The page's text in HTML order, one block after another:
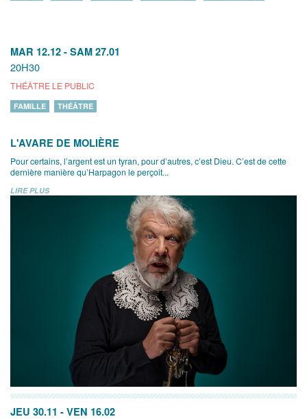
MAR 12.12 - SAM 27.01
20H30
THÉÂTRE LE PUBLIC
FAMILLE THÉÂTRE
L'AVARE DE MOLIÈRE
Pour certains, l’argent est un tyran, pour d’autres, c’est Dieu. C’est de cette
dernière manière qu’Harpagon le perçoit...
LIRE PLUS
JEU 30.11 - VEN 16.02